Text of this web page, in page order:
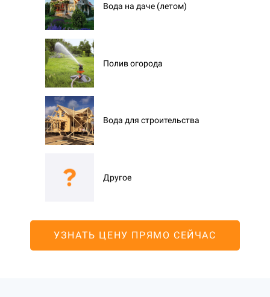
Вода на даче (летом)
Полив огорода
Вода для строительства
Другое
УЗНАТЬ ЦЕНУ ПРЯМО СЕЙЧАС